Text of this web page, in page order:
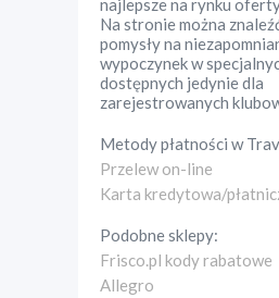
najlepsze na rynku
Na stronie można
pomysły na
wypoczynek w
dostępnych jedynie dla
zarejestrowanych
Metody płatności w
Przelew on-line
Karta kredytowa/
Podobne sklepy:
Frisco.pl kody rabatowe
Allegro